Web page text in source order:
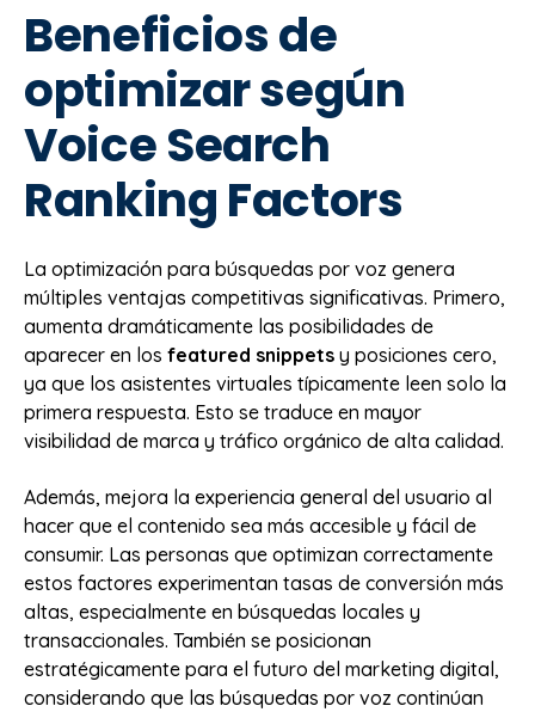
Beneficios de
optimizar según
Voice Search
Ranking Factors
La optimización para búsquedas por voz genera
múltiples ventajas competitivas significativas. Primero,
aumenta dramáticamente las posibilidades de
aparecer en los featured snippets y posiciones cero,
ya que los asistentes virtuales típicamente leen solo la
primera respuesta. Esto se traduce en mayor
visibilidad de marca y tráfico orgánico de alta calidad.
Además, mejora la experiencia general del usuario al
hacer que el contenido sea más accesible y fácil de
consumir. Las personas que optimizan correctamente
estos factores experimentan tasas de conversión más
altas, especialmente en búsquedas locales y
transaccionales. También se posicionan
estratégicamente para el futuro del marketing digital,
considerando que las búsquedas por voz continúan